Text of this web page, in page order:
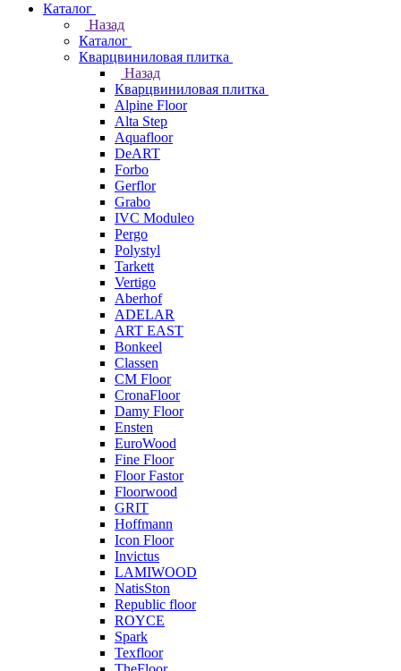
Каталог
Назад
Каталог
Кварцвиниловая плитка
Назад
Кварцвиниловая плитка
Alpine Floor
Alta Step
Aquafloor
DeART
Forbo
Gerflor
Grabo
IVC Moduleo
Pergo
Polystyl
Tarkett
Vertigo
Aberhof
ADELAR
ART EAST
Bonkeel
Classen
CM Floor
CronaFloor
Damy Floor
Ensten
EuroWood
Fine Floor
Floor Fastor
Floorwood
GRIT
Hoffmann
Icon Floor
Invictus
LAMIWOOD
NatisSton
Republic floor
ROYCE
Spark
Texfloor